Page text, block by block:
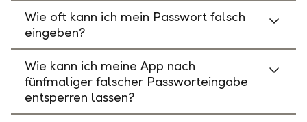
Wie oft kann ich mein Passwort falsch
eingeben?
Wie kann ich meine App nach
fünfmaliger falscher Passworteingabe
entsperren lassen?